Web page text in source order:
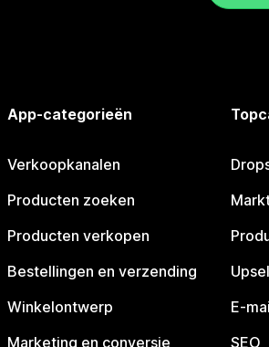
App-categorieën
Verkoopkanalen
Producten zoeken
Producten verkopen
Bestellingen en verzending
Winkelontwerp
Marketing en conversie
E-
SEO